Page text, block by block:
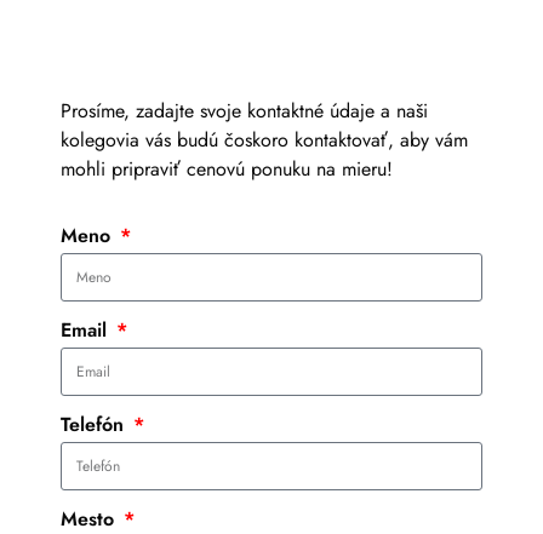
Prosíme, zadajte svoje kontaktné údaje a naši
kolegovia vás budú čoskoro kontaktovať, aby vám
mohli pripraviť cenovú ponuku na mieru!
Meno
Email
Telefón
Mesto